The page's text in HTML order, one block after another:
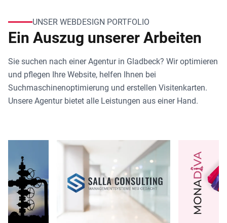
UNSER WEBDESIGN PORTFOLIO
Ein Auszug unserer Arbeiten
Sie suchen nach einer Agentur in Gladbeck? Wir optimieren
und pflegen Ihre Website, helfen Ihnen bei
Suchmaschinenoptimierung und erstellen Visitenkarten.
Unsere Agentur bietet alle Leistungen aus einer Hand.